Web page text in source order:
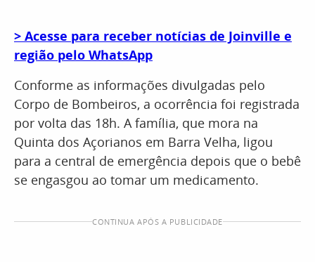
> Acesse para receber notícias de Joinville e
região pelo WhatsApp
Conforme as informações divulgadas pelo
Corpo de Bombeiros, a ocorrência foi registrada
por volta das 18h. A família, que mora na
Quinta dos Açorianos em Barra Velha, ligou
para a central de emergência depois que o bebê
se engasgou ao tomar um medicamento.
CONTINUA APÓS A PUBLICIDADE